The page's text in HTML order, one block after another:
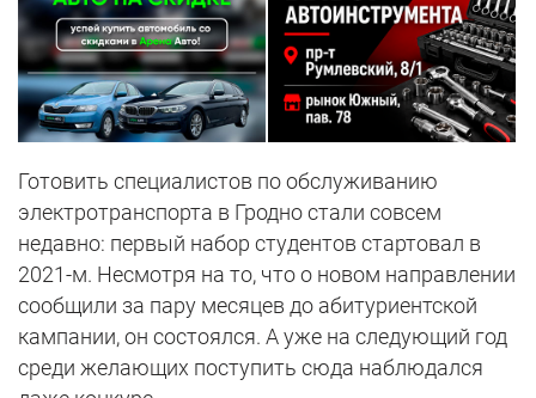
Готовить специалистов по обслуживанию
электротранспорта в Гродно стали совсем
недавно: первый набор студентов стартовал в
2021-м. Несмотря на то, что о новом направлении
сообщили за пару месяцев до абитуриентской
кампании, он состоялся. А уже на следующий год
среди желающих поступить сюда наблюдался